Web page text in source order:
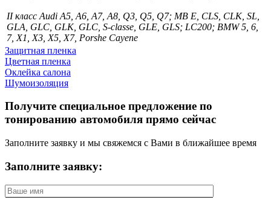
II класс Audi A5, A6, А7, А8, Q3, Q5, Q7; MB E, CLS, CLK, SL,
GLA, GLC, GLK, GLC, S-classe, GLE, GLS; LC200; BMW 5, 6,
7, X1, X3, Х5, X7, Porshe Cayene
Защитная пленка
Цветная пленка
Оклейка салона
Шумоизоляция
Получите специальное предложение по
тонированию автомобиля прямо сейчас
Заполните заявку и мы свяжемся с Вами в ближайшее время
Заполните заявку: